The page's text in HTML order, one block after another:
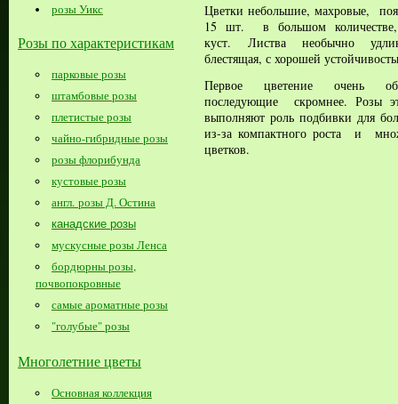
розы Уикс
Розы по характеристикам
парковые розы
штамбовые розы
плетистые розы
чайно-гибридные розы
розы флорибунда
кустовые розы
англ. розы Д. Остина
канадские розы
мускусные розы Ленса
бордюрны розы,
почвопокровные
самые ароматные розы
"голубые" розы
Многолетние цветы
Основная коллекция
Цветки небольшие, махровые,
15 шт. в большом количестве,
куст. Листва необычно
блестящая, с хорошей
Первое цветение очень
последующие скромнее. Розы
выполняют роль подбивки для
из-за компактного роста и
цветков.